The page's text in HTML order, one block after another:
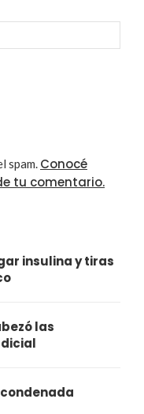
spam. Conocé
tu comentario.
insulina y tiras
las